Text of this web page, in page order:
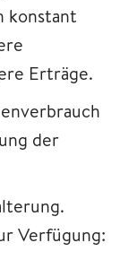
konstant
Erträge.
der
Verfügung: